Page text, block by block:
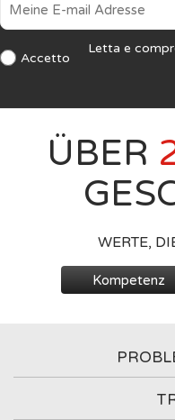
Accetto
Letta e
ÜBER
WERTE,
Kompetenz